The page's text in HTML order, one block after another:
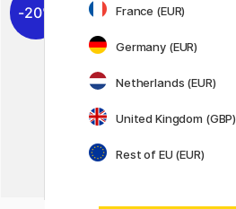
20% France (EUR)
Germany (EUR)
Netherlands (EUR)
United Kingdom (GBP)
Rest of EU (EUR)